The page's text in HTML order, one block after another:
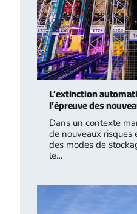
L’extinction
l’épreuve des
Dans un contexte
de nouveaux risques
des modes de
le…